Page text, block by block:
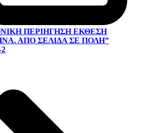
ΠΕΡΙΉΓΗΣΗ ΕΚΘΕΣΗ
ΑΠΌ ΣΕΛΊΔΑ ΣΕ ΠΌΛΗ”